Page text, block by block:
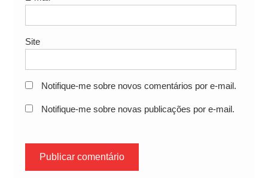
Site
Notifique-me sobre novos comentários por e-mail.
Notifique-me sobre novas publicações por e-mail.